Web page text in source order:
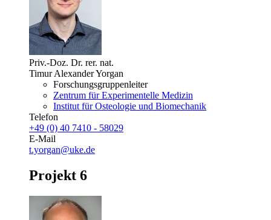
Priv.-Doz. Dr. rer. nat.
Timur Alexander Yorgan
Forschungsgruppenleiter
Zentrum für Experimentelle Medizin
Institut für Osteologie und Biomechanik
Telefon
+49 (0) 40 7410 - 58029
E-Mail
t.yorgan@uke.de
Projekt 6